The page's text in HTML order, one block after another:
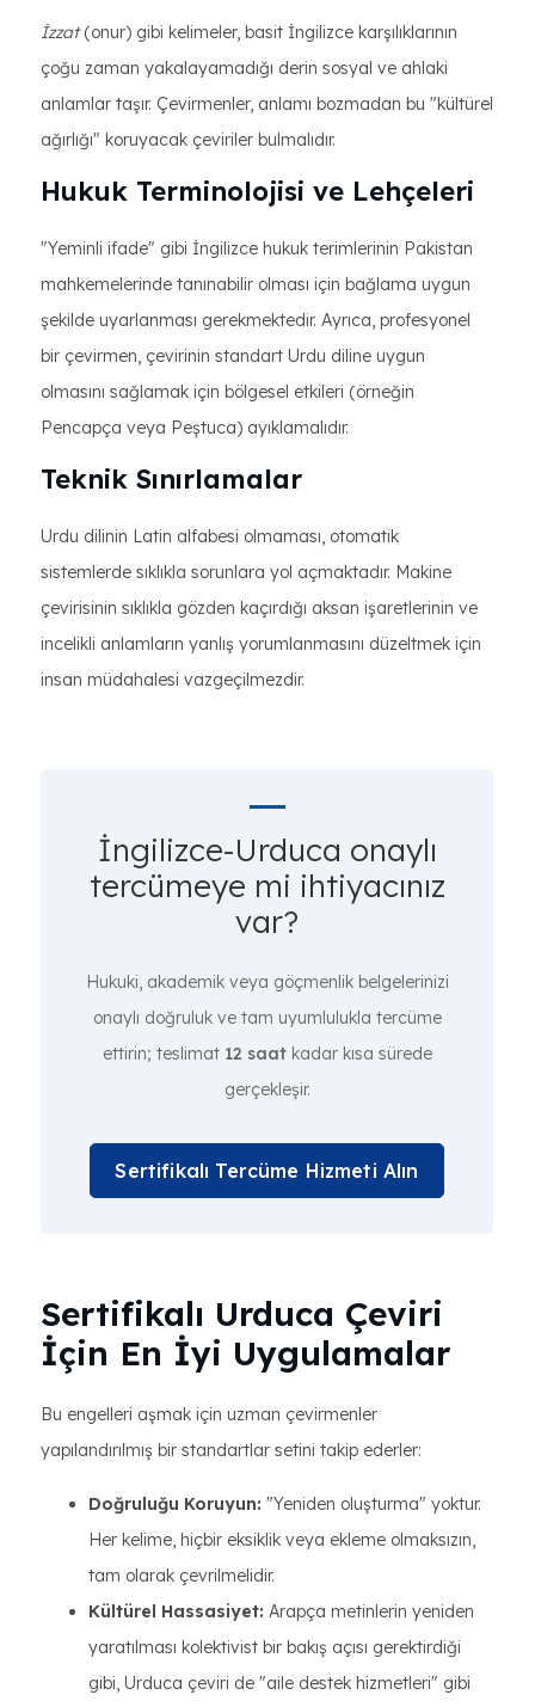
İzzat(onur) gibi kelimeler, basit İngilizce karşılıklarının
çoğu zaman yakalayamadığı derin sosyal ve ahlaki
anlamlar taşır. Çevirmenler, anlamı bozmadan bu "kültürel
ağırlığı" koruyacak çeviriler bulmalıdır.
Hukuk Terminolojisi ve Lehçeleri
"Yeminli ifade" gibi İngilizce hukuk terimlerinin Pakistan
mahkemelerinde tanınabilir olması için bağlama uygun
şekilde uyarlanması gerekmektedir. Ayrıca, profesyonel
bir çevirmen, çevirinin standart Urdu diline uygun
olmasını sağlamak için bölgesel etkileri (örneğin
Pencapça veya Peştuca) ayıklamalıdır.
Teknik Sınırlamalar
Urdu dilinin Latin alfabesi olmaması, otomatik
sistemlerde sıklıkla sorunlara yol açmaktadır. Makine
çevirisinin sıklıkla gözden kaçırdığı aksan işaretlerinin ve
incelikli anlamların yanlış yorumlanmasını düzeltmek için
insan müdahalesi vazgeçilmezdir.
İngilizce-Urduca onaylı
tercümeye mi ihtiyacınız
var?
Hukuki, akademik veya göçmenlik belgelerinizi
onaylı doğruluk ve tam uyumlulukla tercüme
ettirin; teslimat 12 saatkadar kısa sürede
gerçekleşir.
Sertifikalı Tercüme Hizmeti Alın
Sertifikalı Urduca Çeviri
İçin En İyi Uygulamalar
Bu engelleri aşmak için uzman çevirmenler
yapılandırılmış bir standartlar setini takip ederler:
Doğruluğu Koruyun: "Yeniden oluşturma" yoktur.
Her kelime, hiçbir eksiklik veya ekleme olmaksızın,
tam olarak çevrilmelidir.
Kültürel Hassasiyet: Arapça metinlerin yeniden
yaratılması kolektivist bir bakış açısı gerektirdiği
gibi, Urduca çeviri de "aile destek hizmetleri" gibi